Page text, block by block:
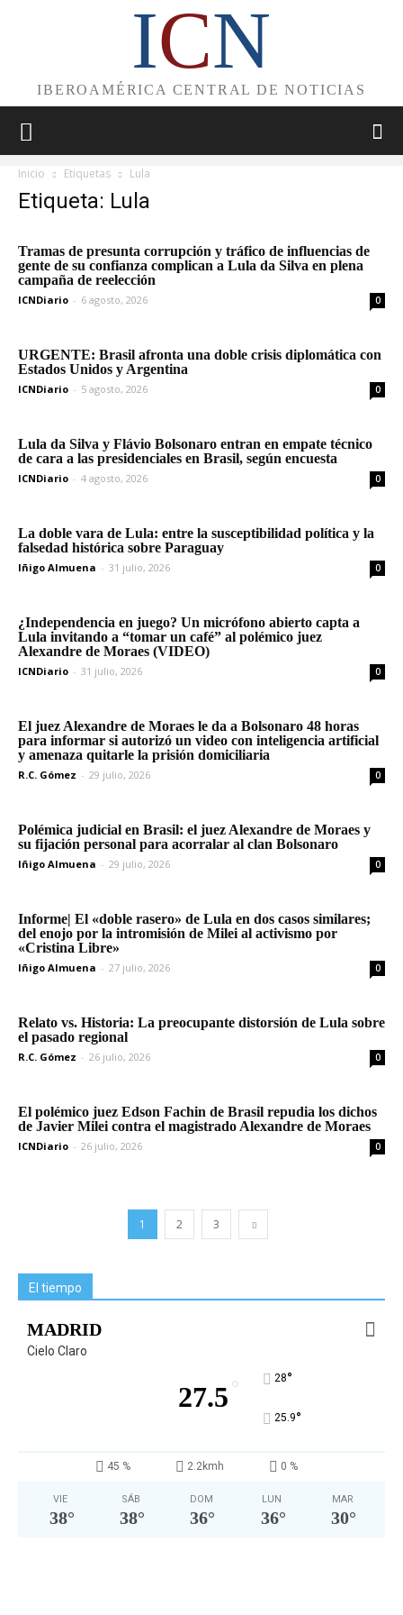
ICN
IBEROAMÉRICA CENTRAL DE NOTICIAS
Inicio Etiquetas Lula
Etiqueta: Lula
Tramas de presunta corrupción y tráfico de influencias de
gente de su confianza complican a Lula da Silva en plena
campaña de reelección
ICNDiario - 6 agosto, 2026 0
URGENTE: Brasil afronta una doble crisis diplomática con
Estados Unidos y Argentina
ICNDiario - 5 agosto, 2026 0
Lula da Silva y Flávio Bolsonaro entran en empate técnico
de cara a las presidenciales en Brasil, según encuesta
ICNDiario - 4 agosto, 2026 0
La doble vara de Lula: entre la susceptibilidad política y la
falsedad histórica sobre Paraguay
Iñigo Almuena - 31 julio, 2026 0
¿Independencia en juego? Un micrófono abierto capta a
Lula invitando a “tomar un café” al polémico juez
Alexandre de Moraes (VIDEO)
ICNDiario - 31 julio, 2026 0
El juez Alexandre de Moraes le da a Bolsonaro 48 horas
para informar si autorizó un video con inteligencia artificial
y amenaza quitarle la prisión domiciliaria
R.C. Gómez - 29 julio, 2026 0
Polémica judicial en Brasil: el juez Alexandre de Moraes y
su fijación personal para acorralar al clan Bolsonaro
Iñigo Almuena - 29 julio, 2026 0
Informe| El «doble rasero» de Lula en dos casos similares;
del enojo por la intromisión de Milei al activismo por
«Cristina Libre»
Iñigo Almuena - 27 julio, 2026 0
Relato vs. Historia: La preocupante distorsión de Lula sobre
el pasado regional
R.C. Gómez - 26 julio, 2026 0
El polémico juez Edson Fachin de Brasil repudia los dichos
de Javier Milei contra el magistrado Alexandre de Moraes
ICNDiario - 26 julio, 2026 0
1 2 3
El tiempo
MADRID
Cielo Claro
27.5 ° 28°
25.9°
45 % 2.2kmh 0 %
VIE
38°
SÁB
38°
DOM
36°
LUN
36°
MAR
30°